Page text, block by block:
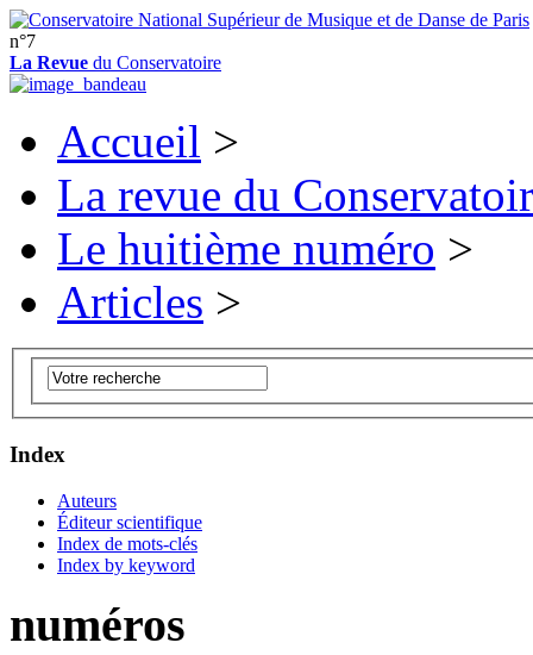
n°7
La Revue du Conservatoire
Accueil >
La revue du
Le huitième numéro >
Articles >
Index
Auteurs
Éditeur scientifique
Index de mots-clés
Index by keyword
numéros